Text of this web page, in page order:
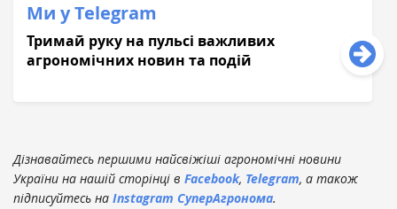
Ми у Telegram
Тримай руку на пульсі важливих
агрономічних новин та подій
Дізнавайтесь першими найсвіжіші агрономічні новини
України на нашій сторінці в Facebook, Telegram, а також
підписуйтесь на Instagram СуперАгронома.